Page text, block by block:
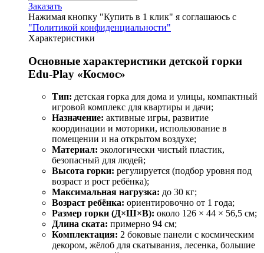
Заказать
Нажимая кнопку "Купить в 1 клик" я соглашаюсь с
"Политикой конфиденциальности"
Характеристики
Основные характеристики детской горки
Edu-Play «Космос»
Тип: детская горка для дома и улицы, компактный
игровой комплекс для квартиры и дачи;
Назначение: активные игры, развитие
координации и моторики, использование в
помещении и на открытом воздухе;
Материал: экологически чистый пластик,
безопасный для людей;
Высота горки: регулируется (подбор уровня под
возраст и рост ребёнка);
Максимальная нагрузка: до 30 кг;
Возраст ребёнка: ориентировочно от 1 года;
Размер горки (Д×Ш×В): около 126 × 44 × 56,5 см;
Длина ската: примерно 94 см;
Комплектация: 2 боковые панели с космическим
декором, жёлоб для скатывания, лесенка, большие